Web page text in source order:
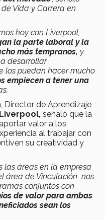
Vida y Carrera en
hoy con Liverpool,
la parte laboral y la
más tempranos, y
desarrollar
los puedan hacer mucho
empiecen a tener una
Director de Aprendizaje
señaló que la
valor a los
al trabajar con
su creatividad y
las áreas en la empresa
área de Vinculación nos
conjuntos con
de valor para ambas
sean los